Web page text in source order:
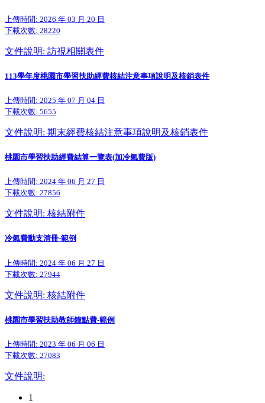
上傳時間: 2026 年 03 月 20 日
下載次數: 28220
文件說明: 訪視相關表件
113學年度桃園市學習扶助經費核結注意事項說明及核銷表件
上傳時間: 2025 年 07 月 04 日
下載次數: 5655
文件說明: 期末經費核結注意事項說明及核銷表件
桃園市學習扶助經費結算一覽表(加冷氣費版)
上傳時間: 2024 年 06 月 27 日
下載次數: 27856
文件說明: 核結附件
冷氣費動支清冊-範例
上傳時間: 2024 年 06 月 27 日
下載次數: 27944
文件說明: 核結附件
桃園市學習扶助教師鐘點費-範例
上傳時間: 2023 年 06 月 06 日
下載次數: 27083
文件說明:
1